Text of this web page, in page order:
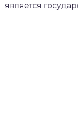
является